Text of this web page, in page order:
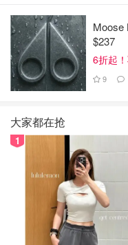
图片来自
杨铭宇黄焖鸡米饭
山东风味的红烧鸡是这
简单，但超级多汁，混
无骨黄焖鸡饭实际上是
殊的海鲜酱。完成后，
上桌，配上米饭味道绝美
Moose
$237
6折起
9
大家都在抢
1